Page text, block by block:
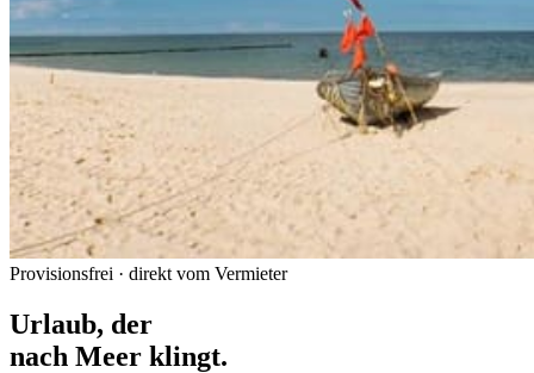
Provisionsfrei · direkt vom Vermieter
Urlaub, der
nach Meer klingt.